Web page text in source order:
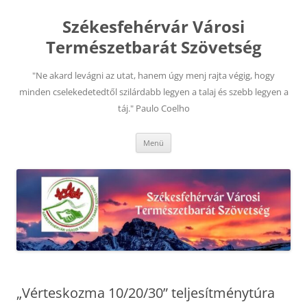
tartalombaSzékesfehérvár Városi
Természetbarát Szövetség
"Ne akard levágni az utat, hanem úgy menj rajta végig, hogy
minden cselekedetedtől szilárdabb legyen a talaj és szebb legyen a
táj." Paulo Coelho
Menü
„Vérteskozma 10/20/30” teljesítménytúra